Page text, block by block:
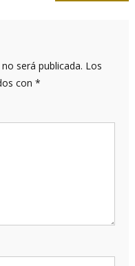
será publicada. Los
con *